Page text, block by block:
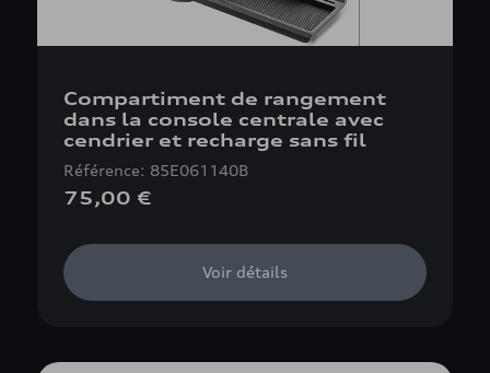
Compartiment de rangement
dans la console centrale avec
cendrier et recharge sans fil
Référence: 85E061140B
75,00 €
Voir détails